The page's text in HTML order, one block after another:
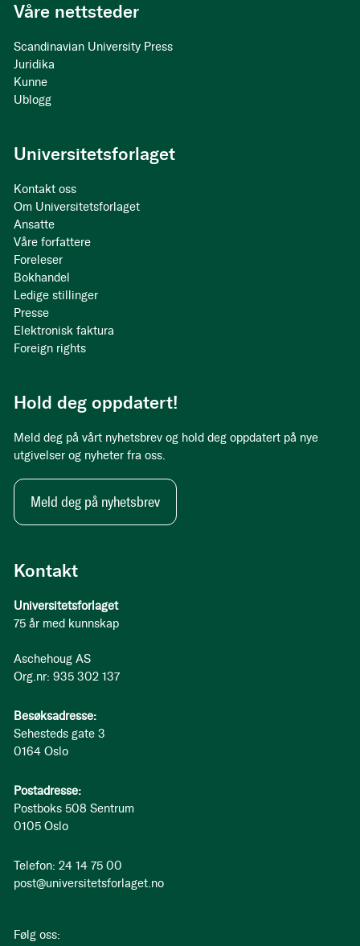
Kontakt
Universitetsforlaget
75 år med kunnskap
Aschehoug AS
Org.nr: 935 302 137
Besøksadresse:
Sehesteds gate 3
0164 Oslo
Postadresse:
Postboks 508 Sentrum
0105 Oslo
Telefon: 24 14 75 00
post@universitetsforlaget.no
Følg oss:
Våre nettsteder
Scandinavian University Press
Juridika
Kunne
Ublogg
Universitetsforlaget
Kontakt oss
Om Universitetsforlaget
Ansatte
Våre forfattere
Foreleser
Bokhandel
Ledige stillinger
Presse
Elektronisk faktura
Foreign rights
Hold deg oppdatert!
Meld deg på vårt nyhetsbrev og hold deg oppdatert på nye
utgivelser og nyheter fra oss.
Meld deg på nyhetsbrev